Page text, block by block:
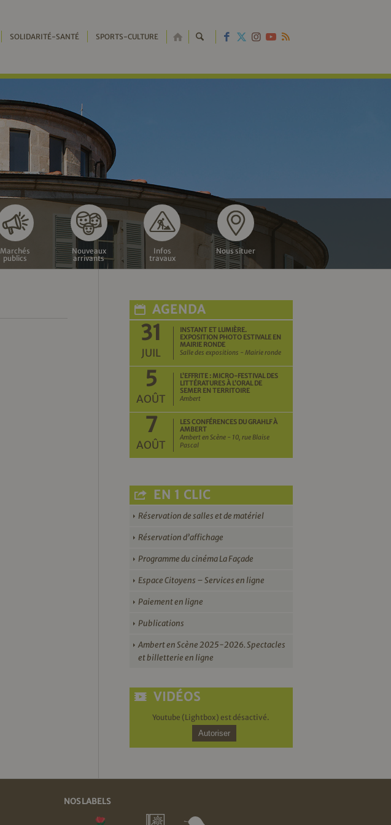
SOLIDARITÉ-SANTÉ SPORTS-CULTURE RETOUR
Marchés
publics
Nouveaux
arrivants
Infos
travaux
Nous situer
AGENDA
31
JUIL
INSTANT ET LUMIÈRE.
EXPOSITION PHOTO ESTIVALE EN
MAIRIE RONDE
Salle des expositions - Mairie ronde
5
AOÛT
L’EFFRITE : MICRO-FESTIVAL DES
LITTÉRATURES À L’ORAL DE
SEMER EN TERRITOIRE
Ambert
7
AOÛT
LES CONFÉRENCES DU GRAHLF À
AMBERT
Ambert en Scène - 10, rue Blaise
Pascal
EN 1 CLIC
Réservation de salles et de matériel
Réservation d’affichage
Programme du cinéma La Façade
Espace Citoyens – Services en ligne
Paiement en ligne
Publications
Ambert en Scène 2025-2026. Spectacles
et billetterie en ligne
VIDÉOS
Youtube (Lightbox) est désactivé.
Autoriser
NOS LABELS